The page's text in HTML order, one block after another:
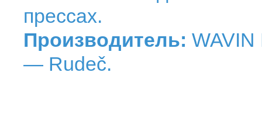
прессах.
Производитель:
— Rudeč.